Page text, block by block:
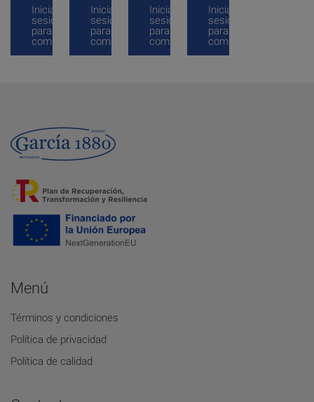
Inicia
sesión
para
comprar
Inicia
sesión
para
comprar
Inicia
sesión
para
comprar
Inicia
sesión
para
comprar
Menú
Términos y condiciones
Política de privacidad
Política de calidad